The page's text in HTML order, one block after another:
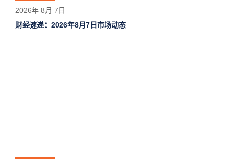
2026年 8月 7日
财经速递：2026年8月7日市场动态